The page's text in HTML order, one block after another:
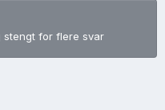
stengt for flere svar